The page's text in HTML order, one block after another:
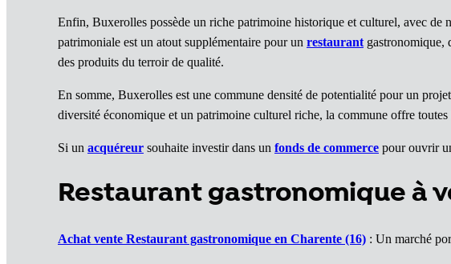
Enfin, Buxerolles possède un riche patrimoine historique et culturel, avec de
patrimoniale est un atout supplémentaire pour un restaurant gastronomique,
des produits du terroir de qualité.
En somme, Buxerolles est une commune densité de potentialité pour un
diversité économique et un patrimoine culturel riche, la commune offre
Si un acquéreur souhaite investir dans un fonds de commerce pour ouvrir
Restaurant gastronomique à
Achat vente Restaurant gastronomique en Charente (16) : Un marché